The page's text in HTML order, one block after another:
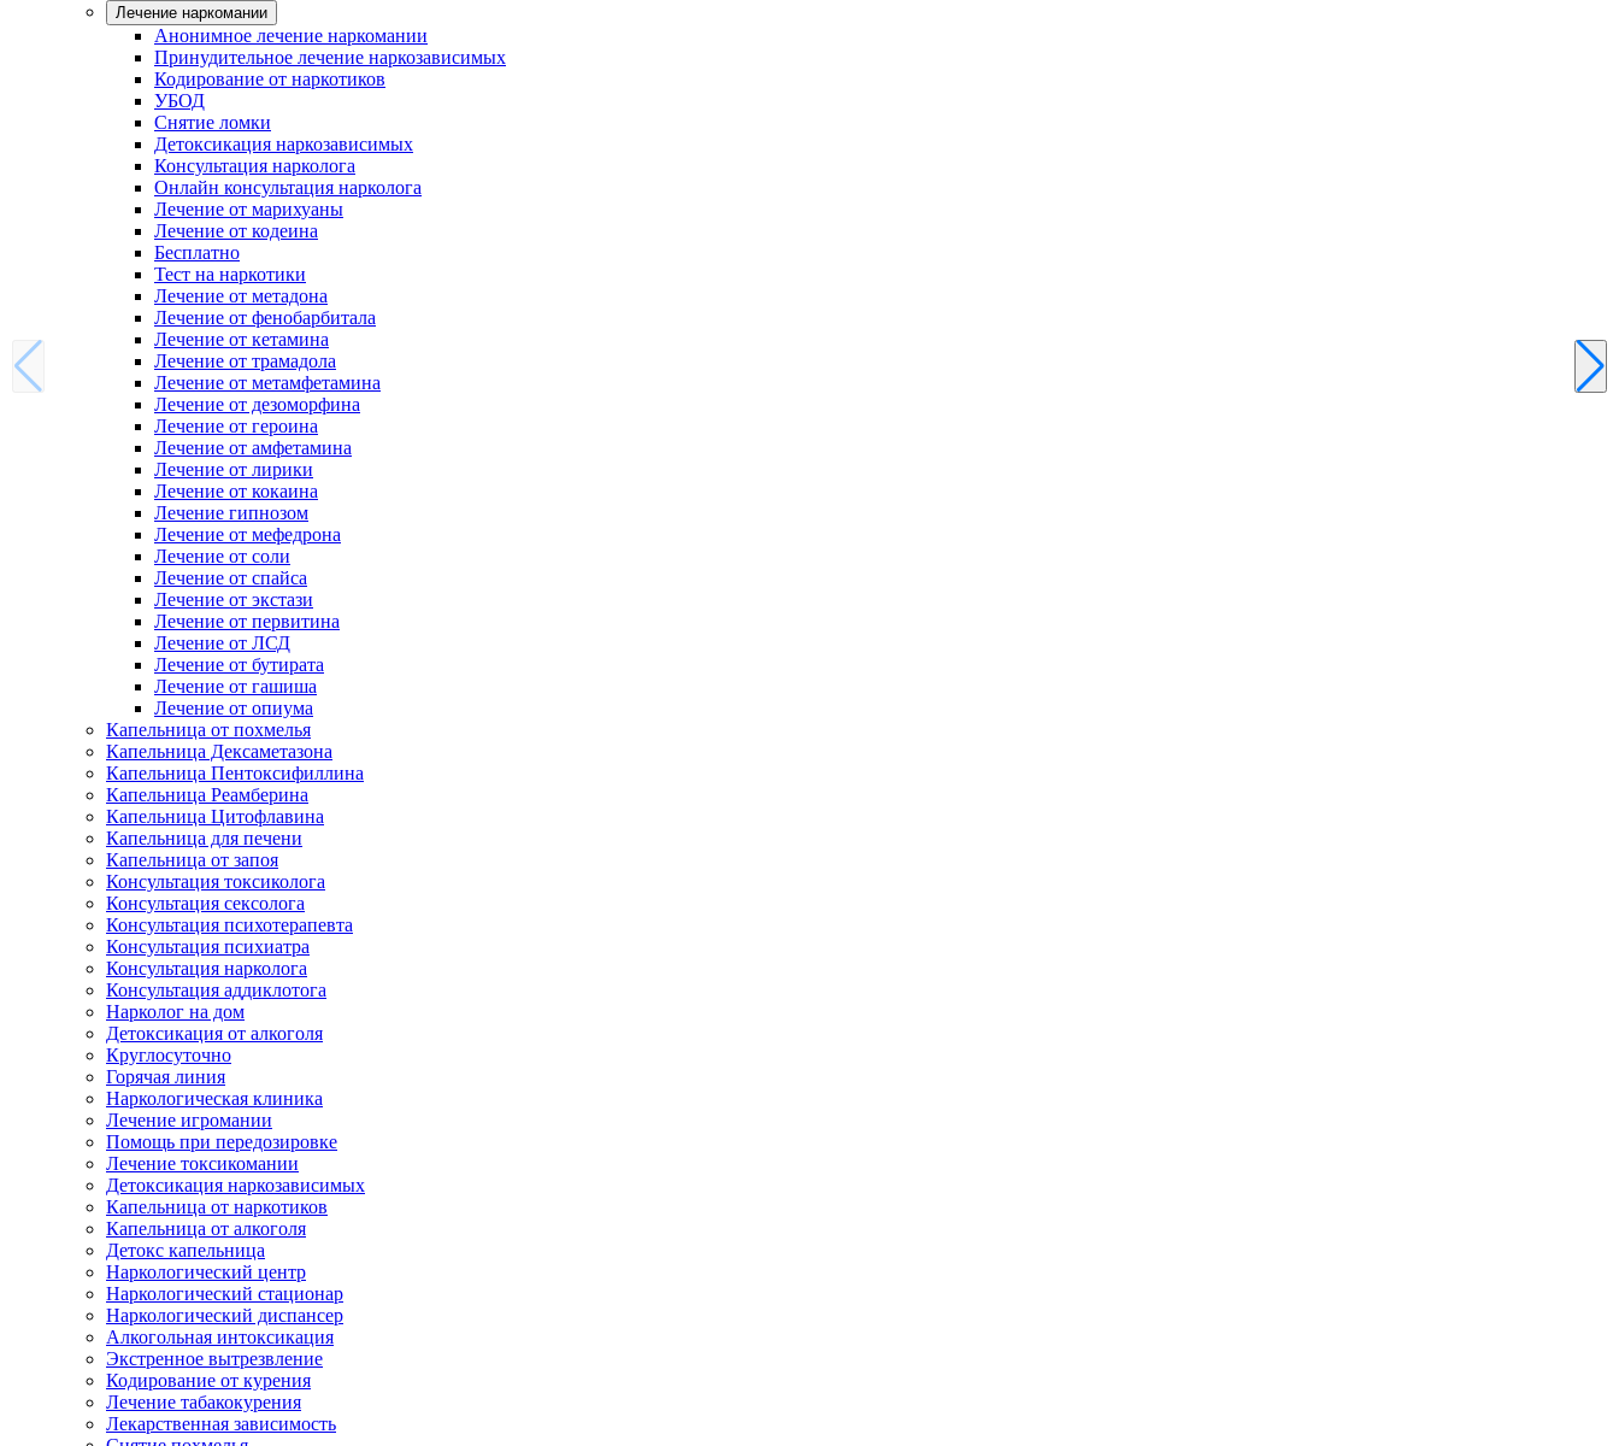
Лечение наркомании
Анонимное лечение наркомании
Принудительное лечение наркозависимых
Кодирование от наркотиков
УБОД
Снятие ломки
Детоксикация наркозависимых
Консультация нарколога
Онлайн консультация нарколога
Лечение от марихуаны
Лечение от кодеина
Бесплатно
Тест на наркотики
Лечение от метадона
Лечение от фенобарбитала
Лечение от кетамина
Лечение от трамадола
Лечение от метамфетамина
Лечение от дезоморфина
Лечение от героина
Лечение от амфетамина
Лечение от лирики
Лечение от кокаина
Лечение гипнозом
Лечение от мефедрона
Лечение от соли
Лечение от спайса
Лечение от экстази
Лечение от первитина
Лечение от ЛСД
Лечение от бутирата
Лечение от гашиша
Лечение от опиума
Капельница от похмелья
Капельница Дексаметазона
Капельница Пентоксифиллина
Капельница Реамберина
Капельница Цитофлавина
Капельница для печени
Капельница от запоя
Консультация токсиколога
Консультация сексолога
Консультация психотерапевта
Консультация психиатра
Консультация нарколога
Консультация аддиклотога
Нарколог на дом
Детоксикация от алкоголя
Круглосуточно
Горячая линия
Наркологическая клиника
Лечение игромании
Помощь при передозировке
Лечение токсикомании
Детоксикация наркозависимых
Капельница от наркотиков
Капельница от алкоголя
Детокс капельница
Наркологический центр
Наркологический стационар
Наркологический диспансер
Алкогольная интоксикация
Экстренное вытрезвление
Кодирование от курения
Лечение табакокурения
Лекарственная зависимость